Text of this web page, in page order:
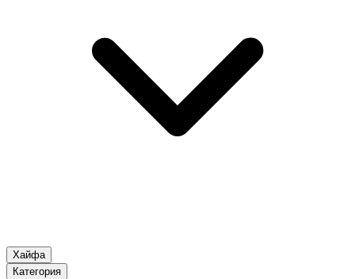
Хайфа
Категория